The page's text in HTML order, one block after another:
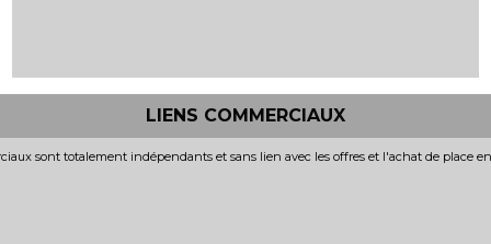
LIENS COMMERCIAUX
sont totalement indépendants et sans lien avec les offres et l'achat de place